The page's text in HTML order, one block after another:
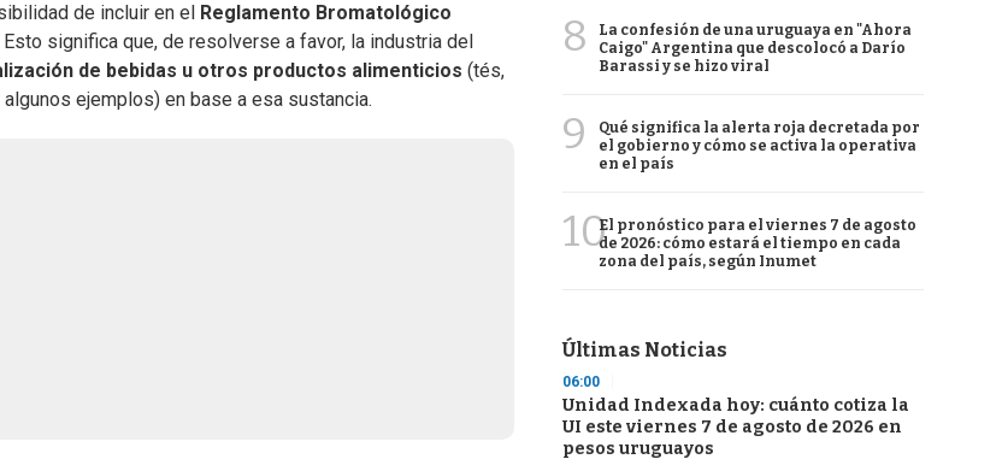
de incluir en el
Reglamento Bromatológico
significa que, de resolverse a favor, la industria del
de bebidas u otros productos alimenticios (tés,
ejemplos) en base a esa sustancia.
8
La confesión de una uruguaya en "Ahora
Caigo" Argentina que descolocó a Darío
Barassi y se hizo viral
9
Qué significa la alerta roja decretada por
el gobierno y cómo se activa la operativa
en el país
10El pronóstico para el viernes 7 de agosto
de 2026: cómo estará el tiempo en cada
zona del país, según Inumet
Últimas Noticias
06:00
Unidad Indexada hoy: cuánto cotiza la
UI este viernes 7 de agosto de 2026 en
pesos uruguayos